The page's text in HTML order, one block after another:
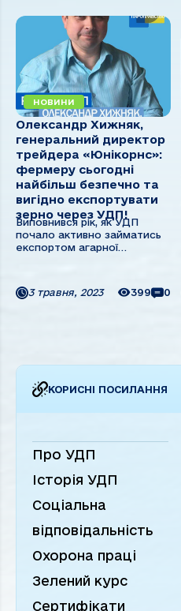
НОВИНИ
Олександр Хижняк,
генеральний директор
трейдера «Юнікорнс»:
фермеру сьогодні
найбільш безпечно та
вигідно експортувати
зерно через УДП!
Виповнився рік, як УДП
почало активно займатись
експортом агарної
фермерів оцінили переваги
річкової логістики та стали
3 травня, 2023 399 0
КОРИСНІ ПОСИЛАННЯ
Про УДП
Історія УДП
Соціальна
відповідальність
Охорона праці
Зелений курс
Сертифікати